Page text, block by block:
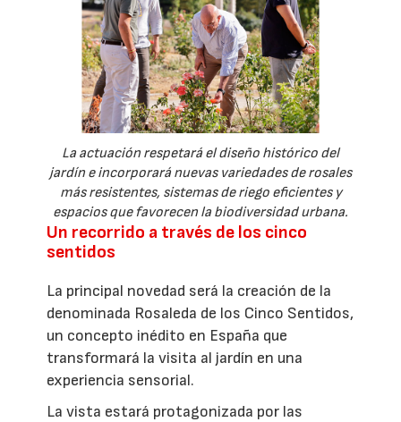
La actuación respetará el diseño histórico del
jardín e incorporará nuevas variedades de rosales
más resistentes, sistemas de riego eficientes y
espacios que favorecen la biodiversidad urbana.
Un recorrido a través de los cinco
sentidos
La principal novedad será la creación de la
denominada Rosaleda de los Cinco Sentidos,
un concepto inédito en España que
transformará la visita al jardín en una
experiencia sensorial.
La vista estará protagonizada por las